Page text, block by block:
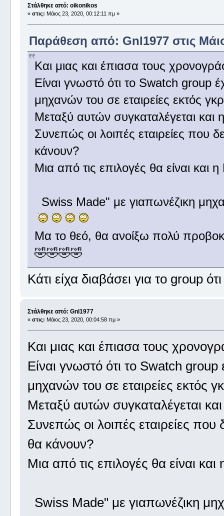
Στάλθηκε από: oikonikos
« στις: Μάιος 23, 2020, 00:12:11 πμ »
Παράθεση από: Gnl1977 στις
Και μιας και έπιασα τους
Είναι γνωστό ότι το Swatch group
μηχανών του σε εταιρείες εκτός
Μεταξύ αυτών συγκαταλέγεται
Συνεπώς οι λοιπές εταιρείες που
κάνουν?
Μια από τις επιλογές θα είναι και
Swiss Made" με γιαπωνέζικη
Μα το θεό, θα ανοίξω πολύ
🤣🤣🤣🤣
Κάτι είχα διαβάσει για το group
Στάλθηκε από: Gnl1977
« στις: Μάιος 23, 2020, 00:04:58 πμ »
Και μιας και έπιασα τους
Είναι γνωστό ότι το Swatch group
μηχανών του σε εταιρείες εκτός
Μεταξύ αυτών συγκαταλέγεται
Συνεπώς οι λοιπές εταιρείες
θα κάνουν?
Μια από τις επιλογές θα είναι
Swiss Made" με γιαπωνέζικη